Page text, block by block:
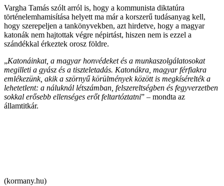
Vargha Tamás szólt arról is, hogy a kommunista diktatúra
történelemhamisítása helyett ma már a korszerű tudásanyag kell,
hogy szerepeljen a tankönyvekben, azt hirdetve, hogy a magyar
katonák nem hajtottak végre népirtást, hiszen nem is ezzel a
szándékkal érkeztek orosz földre.
„Katonáinkat, a magyar honvédeket és a munkaszolgálatosokat
megilleti a gyász és a tiszteletadás. Katonákra, magyar férfiakra
emlékezünk, akik a szörnyű körülmények között is megkísérelték a
lehetetlent: a náluknál létszámban, felszereltségben és fegyverzetben
sokkal erősebb ellenséges erőt feltartóztatni” – mondta az
államtitkár.
(kormany.hu)